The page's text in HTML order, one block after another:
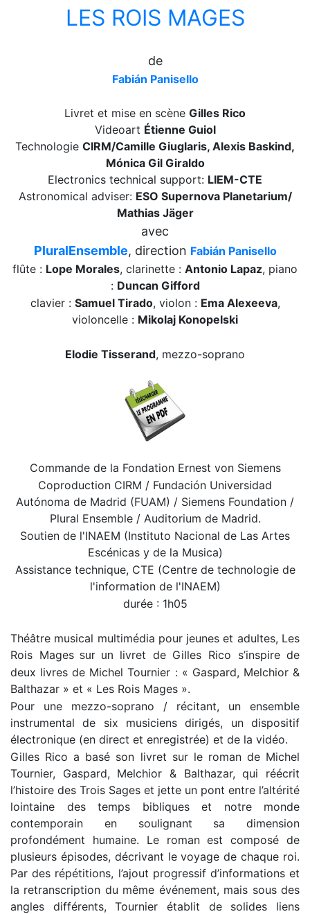
LES ROIS MAGES
de
Fabián Panisello
Livret et mise en scène Gilles Rico
Videoart Étienne Guiol
Technologie CIRM/Camille Giuglaris, Alexis Baskind,
Mónica Gil Giraldo
Electronics technical support: LIEM-CTE
Astronomical adviser: ESO Supernova Planetarium/
Mathias Jäger
avec
PluralEnsemble, direction Fabián Panisello
flûte : Lope Morales, clarinette : Antonio Lapaz, piano
: Duncan Gifford
clavier : Samuel Tirado, violon : Ema Alexeeva,
violoncelle : Mikolaj Konopelski
Elodie Tisserand, mezzo-soprano
Commande de la Fondation Ernest von Siemens
Coproduction CIRM / Fundación Universidad
Autónoma de Madrid (FUAM) / Siemens Foundation /
Plural Ensemble / Auditorium de Madrid.
Soutien de l'INAEM (Instituto Nacional de Las Artes
Escénicas y de la Musica)
Assistance technique, CTE (Centre de technologie de
l'information de l'INAEM)
durée : 1h05
Théâtre musical multimédia pour jeunes et adultes, Les
Rois Magessur un livret de Gilles Rico s’inspire de
deux livres de Michel Tournier : « Gaspard, Melchior &
Balthazar » et « Les Rois Mages ».
Pour une mezzo-soprano / récitant, un ensemble
instrumental de six musiciens dirigés, un dispositif
électronique (en direct et enregistrée) et de la vidéo.
Gilles Rico a basé son livret sur le roman de Michel
Tournier, Gaspard, Melchior & Balthazar, qui réécrit
l’histoire des Trois Sages et jette un pont entre l’altérité
lointaine des temps bibliques et notre monde
contemporain en soulignant sa dimension
profondément humaine. Le roman est composé de
plusieurs épisodes, décrivant le voyage de chaque roi.
Par des répétitions, l’ajout progressif d’informations et
la retranscription du même événement, mais sous des
angles différents, Tournier établit de solides liens